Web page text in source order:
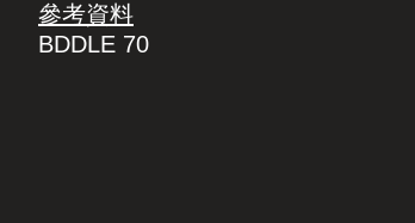
參考資料
BDDLE 70